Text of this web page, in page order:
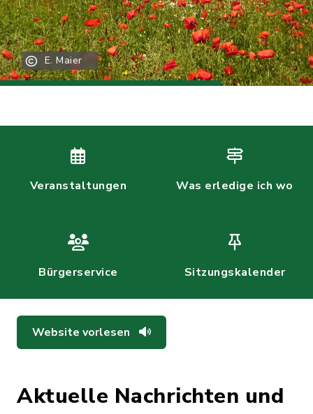
E. Maier
Veranstaltungen Was erledige ich wo
Bürgerservice Sitzungskalender
Website vorlesen
Aktuelle Nachrichten und